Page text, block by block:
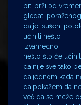
biti brži od
gledati
da je isušeni
učiniti nešto
izvanredno,
nešto što će
da nije sve tako
da jednom kada
da pokažem da
već da se može